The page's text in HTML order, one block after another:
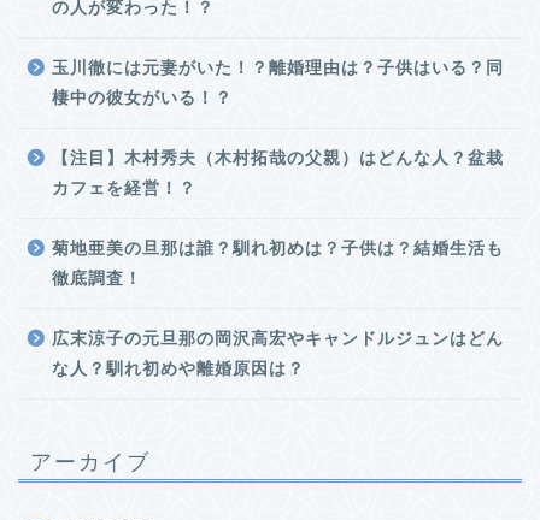
の人が変わった！？
玉川徹には元妻がいた！？離婚理由は？子供はいる？同
棲中の彼女がいる！？
【注目】木村秀夫（木村拓哉の父親）はどんな人？盆栽
カフェを経営！？
菊地亜美の旦那は誰？馴れ初めは？子供は？結婚生活も
徹底調査！
広末涼子の元旦那の岡沢高宏やキャンドルジュンはどん
な人？馴れ初めや離婚原因は？
アーカイブ